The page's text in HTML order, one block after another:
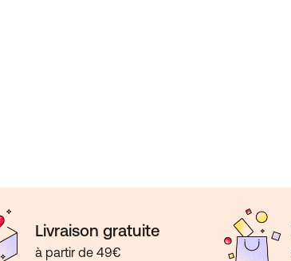
Livraison gratuite
à partir de 49€